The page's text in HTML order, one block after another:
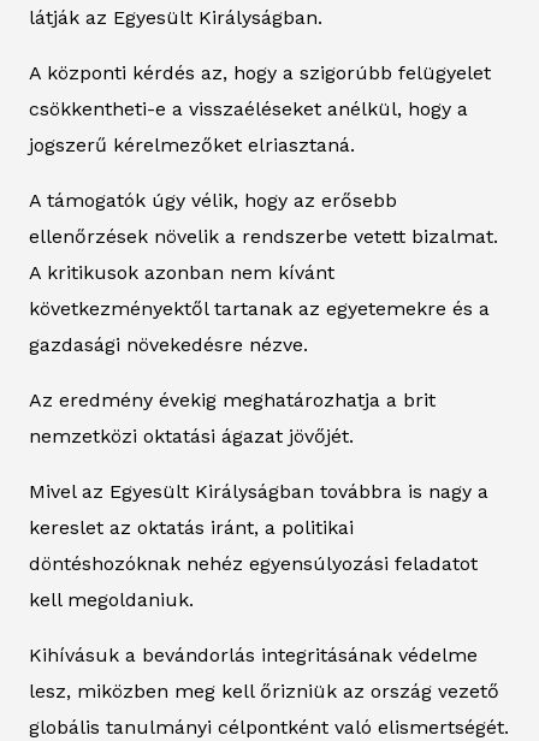
látják az Egyesült Királyságban.
A központi kérdés az, hogy a szigorúbb felügyelet
csökkentheti-e a visszaéléseket anélkül, hogy a
jogszerű kérelmezőket elriasztaná.
A támogatók úgy vélik, hogy az erősebb
ellenőrzések növelik a rendszerbe vetett bizalmat.
A kritikusok azonban nem kívánt
következményektől tartanak az egyetemekre és a
gazdasági növekedésre nézve.
Az eredmény évekig meghatározhatja a brit
nemzetközi oktatási ágazat jövőjét.
Mivel az Egyesült Királyságban továbbra is nagy a
kereslet az oktatás iránt, a politikai
döntéshozóknak nehéz egyensúlyozási feladatot
kell megoldaniuk.
Kihívásuk a bevándorlás integritásának védelme
lesz, miközben meg kell őrizniük az ország vezető
globális tanulmányi célpontként való elismertségét.